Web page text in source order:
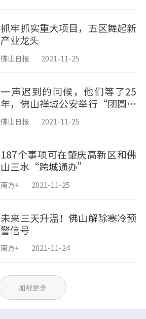
抓牢抓实重大项目，五区舞起新
产业龙头
佛山日报 2021-11-25
一声迟到的问候，他们等了25
年，佛山禅城公安举行“团圆计
佛山日报 2021-11-25
187个事项可在肇庆高新区和佛
山三水“跨城通办”
南方+ 2021-11-25
未来三天升温！佛山解除寒冷预
警信号
南方+ 2021-11-24
加载更多